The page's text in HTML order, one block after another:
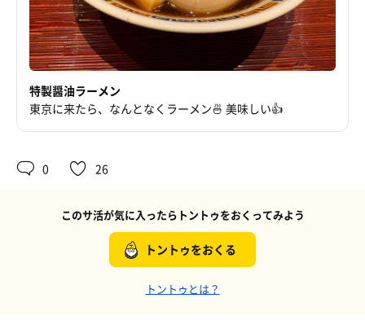
特製醤油ラーメン
東京に来たら、なんとなくラーメン🍜 美味しい👍
0 26
このサ活が気に入ったらトントゥをおくってみよう
トントゥをおくる
トントゥとは？